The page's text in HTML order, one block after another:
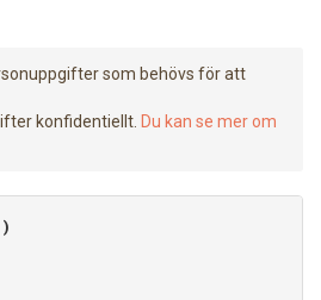
som behövs för att
konfidentiellt. Du kan se mer om
)